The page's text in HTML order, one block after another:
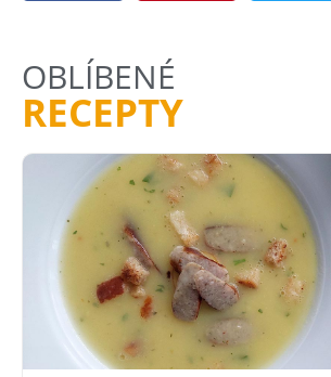
OBLÍBENÉ
RECEPTY